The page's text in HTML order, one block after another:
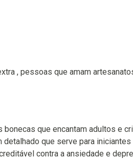
, pessoas que amam
que encantam adultos e
que serve para iniciantes
contra a ansiedade e